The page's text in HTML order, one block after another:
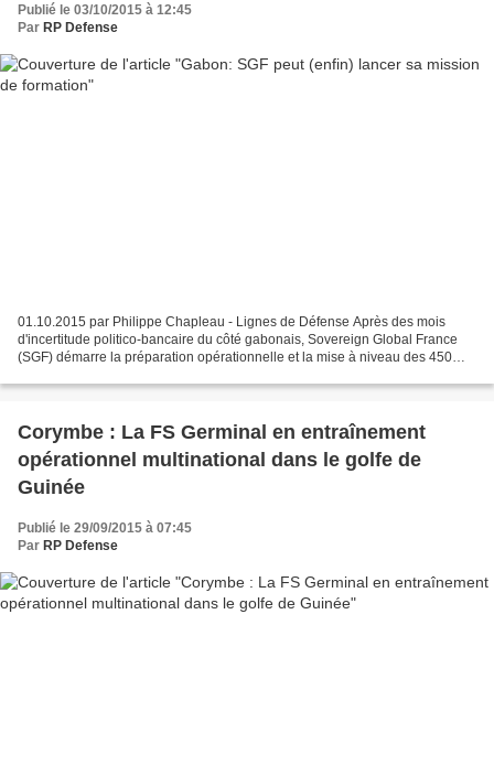
Publié le 03/10/2015 à 12:45
Par RP Defense
01.10.2015 par Philippe Chapleau - Lignes de Défense Après des mois
d'incertitude politico-bancaire du côté gabonais, Sovereign Global France
(SGF) démarre la préparation opérationnelle et la mise à niveau des 450
Corymbe : La FS Germinal en entraînement
opérationnel multinational dans le golfe de
Guinée
Publié le 29/09/2015 à 07:45
Par RP Defense